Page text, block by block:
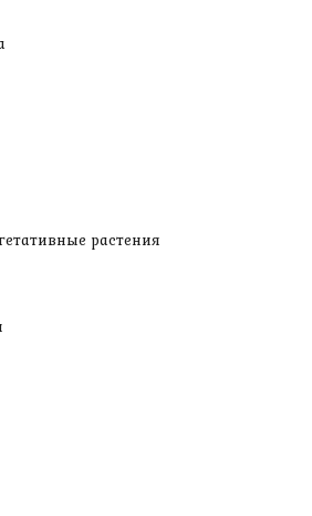
растения